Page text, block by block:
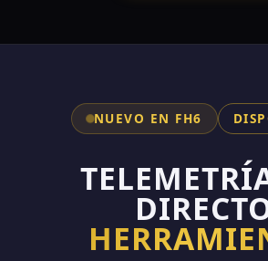
NUEVO EN FH6